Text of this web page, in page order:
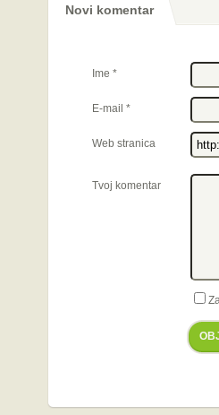
Novi komentar
Ime *
E-mail *
Web stranica
Tvoj komentar